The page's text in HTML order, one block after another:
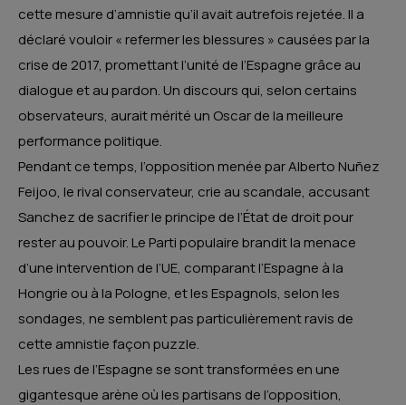
cette mesure d’amnistie qu’il avait autrefois rejetée. Il a
déclaré vouloir « refermer les blessures » causées par la
crise de 2017, promettant l’unité de l’Espagne grâce au
dialogue et au pardon. Un discours qui, selon certains
observateurs, aurait mérité un Oscar de la meilleure
performance politique.
Pendant ce temps, l’opposition menée par Alberto Nuñez
Feijoo, le rival conservateur, crie au scandale, accusant
Sanchez de sacrifier le principe de l’État de droit pour
rester au pouvoir. Le Parti populaire brandit la menace
d’une intervention de l’UE, comparant l’Espagne à la
Hongrie ou à la Pologne, et les Espagnols, selon les
sondages, ne semblent pas particulièrement ravis de
cette amnistie façon puzzle.
Les rues de l’Espagne se sont transformées en une
gigantesque arène où les partisans de l’opposition,